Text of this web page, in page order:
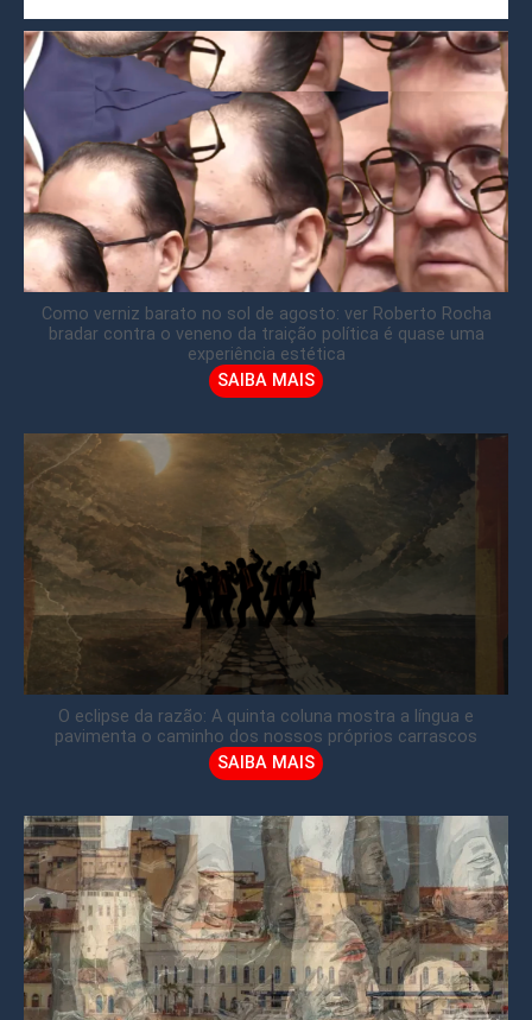
Como verniz barato no sol de agosto: ver Roberto Rocha
bradar contra o veneno da traição política é quase uma
experiência estética
SAIBA MAIS
O eclipse da razão: A quinta coluna mostra a língua e
pavimenta o caminho dos nossos próprios carrascos
SAIBA MAIS